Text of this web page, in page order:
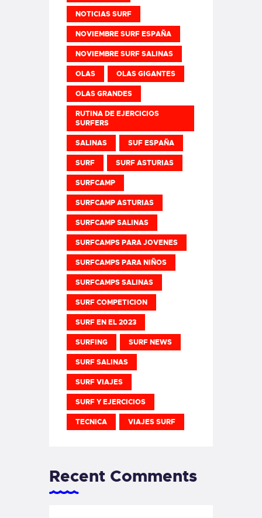
NOTICIAS SURF
NOVIEMBRE SURF ESPAÑA
NOVIEMBRE SURF SALINAS
OLAS OLAS GIGANTES
OLAS GRANDES
RUTINA DE EJERCICIOS
SURFERS
SALINAS SUF ESPAÑA
SURF SURF ASTURIAS
SURFCAMP
SURFCAMP ASTURIAS
SURFCAMP SALINAS
SURFCAMPS PARA JOVENES
SURFCAMPS PARA NIÑOS
SURFCAMPS SALINAS
SURF COMPETICION
SURF EN EL 2023
SURFING SURF NEWS
SURF SALINAS
SURF VIAJES
SURF Y EJERCICIOS
TECNICA VIAJES SURF
Recent Comments